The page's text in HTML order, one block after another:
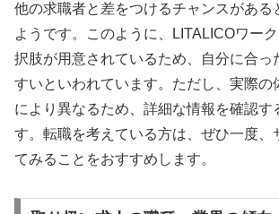
他の求職者と差をつけるチャンスがある
ようです。このように、LITALICOワー
択肢が用意されているため、自分に合っ
すいといわれています。ただし、実際の
により異なるため、詳細な情報を確認す
す。転職を考えている方は、ぜひ一度、
てみることをおすすめします。